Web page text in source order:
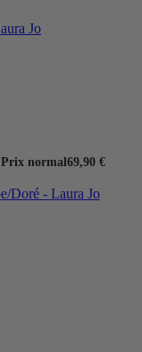
Prix normal69,90 €